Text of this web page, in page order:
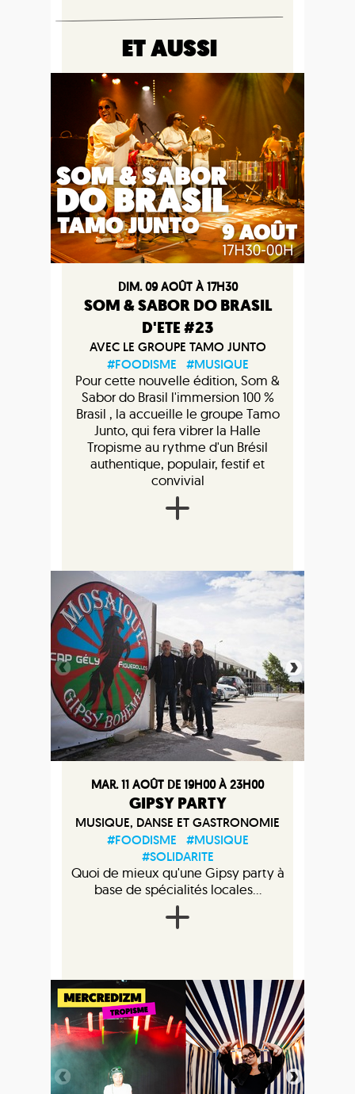
ET AUSSI
DIM. 09 AOÛT À 17H30
SOM & SABOR DO BRASIL
D'ETE #23
AVEC LE GROUPE TAMO JUNTO
#FOODISME
#MUSIQUE
Pour cette nouvelle édition, Som &
Sabor do Brasil l'immersion 100 %
Brasil , la accueille le groupe Tamo
Junto, qui fera vibrer la Halle
Tropisme au rythme d'un Brésil
authentique, populair, festif et
convivial
MAR. 11 AOÛT DE 19H00 À 23H00
GIPSY PARTY
MUSIQUE, DANSE ET GASTRONOMIE
#FOODISME
#MUSIQUE
#SOLIDARITE
Quoi de mieux qu'une Gipsy party à
base de spécialités locales...